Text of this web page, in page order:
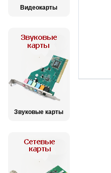
Видеокарты
Звуковые карты